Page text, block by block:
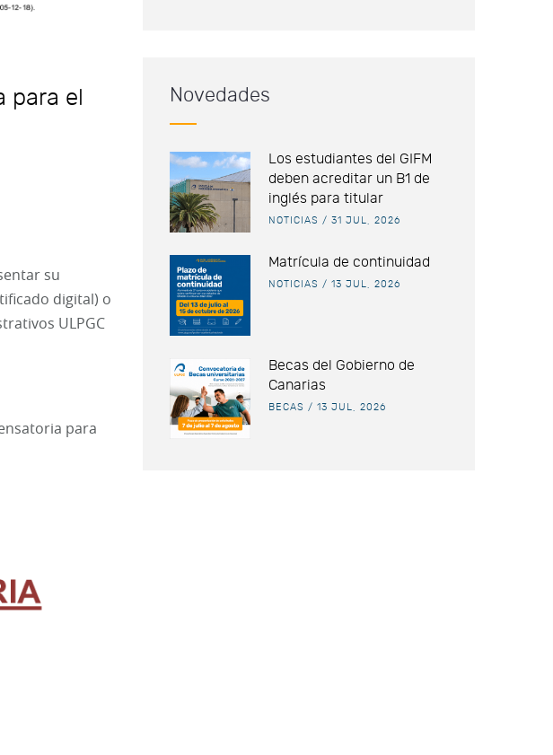
para el
su
digital) o
ULPGC
para
Novedades
Los estudiantes del GIFM
deben acreditar un B1 de
inglés para titular
NOTICIAS / 31 JUL, 2026
Matrícula de continuidad
NOTICIAS / 13 JUL, 2026
Becas del Gobierno de
Canarias
BECAS / 13 JUL, 2026